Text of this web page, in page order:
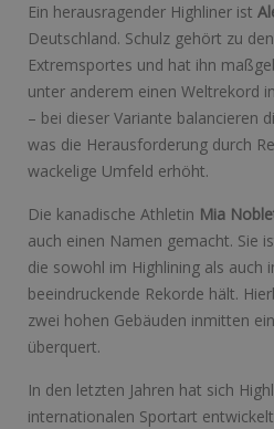
Ein herausragender Highliner ist
Deutschland. Schulz gehört zu
Extremsportes und hat ihn
unter anderem einen Weltrekord
– bei dieser Variante balancieren
was die Herausforderung durch
wackelige Umfeld erhöht.
Die kanadische Athletin Mia
auch einen Namen gemacht. Sie
die sowohl im Highlining als auch
beeindruckende Rekorde hält.
zwei hohen Gebäuden inmitten
überquert.
In den letzten Jahren hat sich
internationalen Sportart